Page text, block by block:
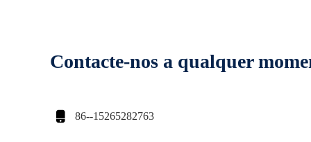
Contacte-nos a qualquer
 86--15265282763